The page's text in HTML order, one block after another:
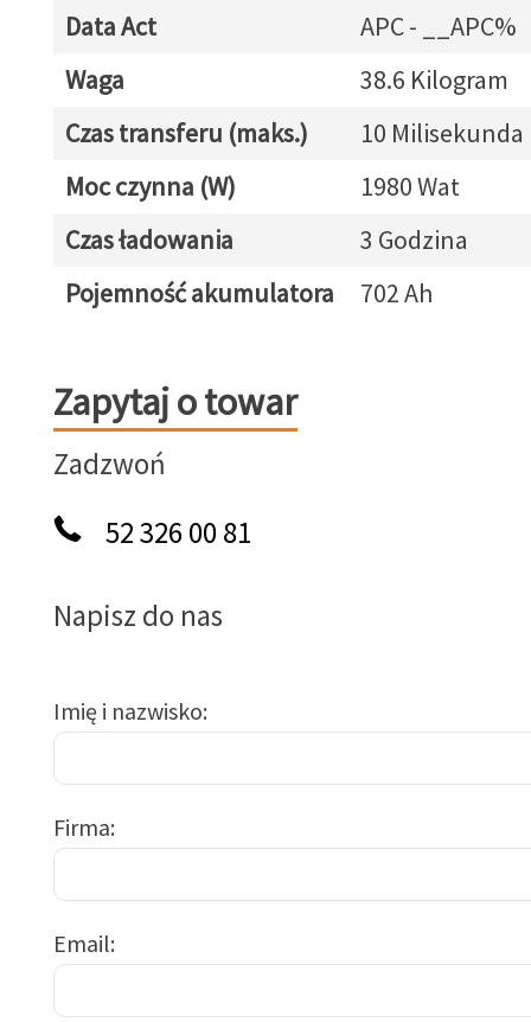
Data Act
APC - __APC%
Waga
38.6 Kilogram
Czas transferu (maks.)
10 Milisekunda
Moc czynna (W)
1980 Wat
Czas ładowania
3 Godzina
Pojemność akumulatora
702 Ah
Zapytaj o towar
Zapytaj o towar
Zadzwoń
52 326 00 81
Napisz do nas
Imię i nazwisko
Firma
Email